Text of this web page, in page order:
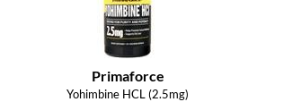
Primaforce
Yohimbine HCL (2.5mg)